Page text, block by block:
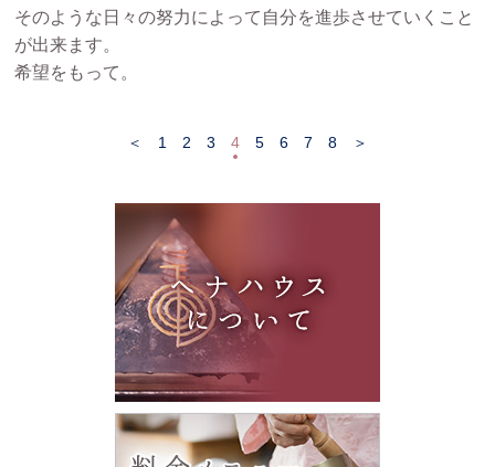
そのような日々の努力によって自分を進歩させていくこと
が出来ます。
希望をもって。
＜ 1 2 3 4 5 6 7 8 ＞